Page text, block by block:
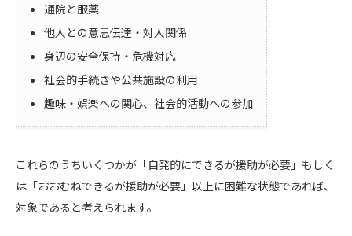
通院と服薬
他人との意思伝達・対人関係
身辺の安全保持・危機対応
社会的手続きや公共施設の利用
趣味・娯楽への関心、社会的活動への参加
これらのうちいくつかが「自発的にできるが援助が必要」もしく
は「おおむねできるが援助が必要」以上に困難な状態であれば、
対象であると考えられます。